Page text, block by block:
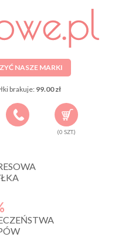
NASZE MARKI
brakuje:99.00 zł
(0 SZT.)